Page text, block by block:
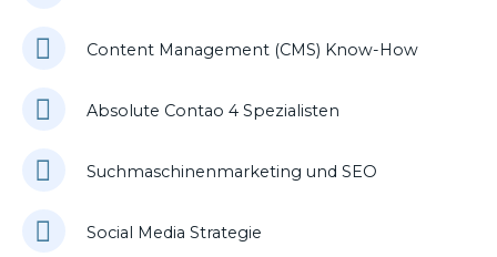
Content Management (CMS) Know-How
Absolute Contao 4 Spezialisten
Suchmaschinenmarketing und SEO
Social Media Strategie